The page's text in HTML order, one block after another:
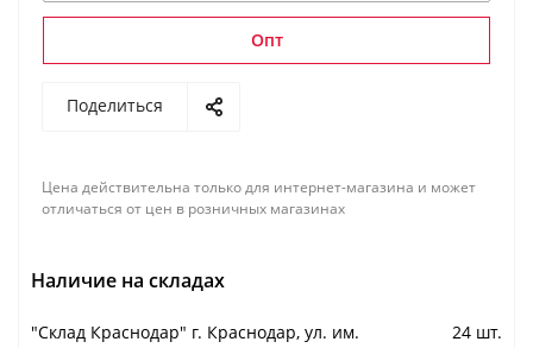
Опт
Поделиться
Цена действительна только для интернет-магазина и может
отличаться от цен в розничных магазинах
Наличие на складах
"Cклад Краснодар" г. Краснодар, ул. им.
24 шт.